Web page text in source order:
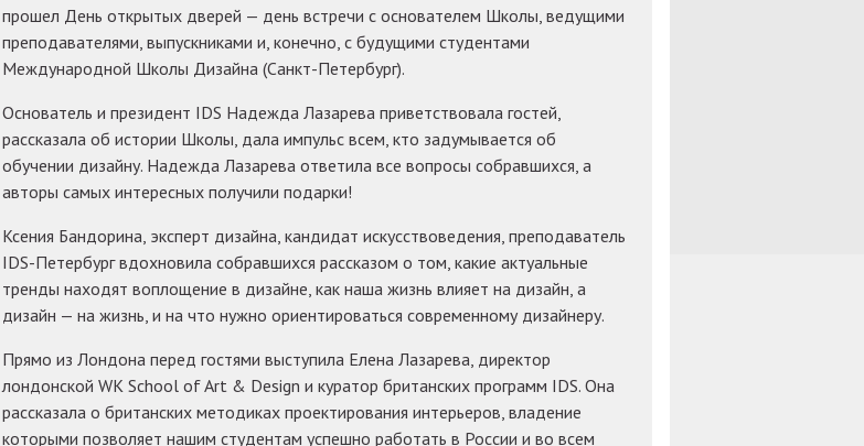
прошел День открытых дверей — день встречи с основателем Школы, ведущими
преподавателями, выпускниками и, конечно, с будущими студентами
Международной Школы Дизайна (Санкт-Петербург).
Основатель и президент IDS Надежда Лазарева приветствовала гостей,
рассказала об истории Школы, дала импульс всем, кто задумывается об
обучении дизайну. Надежда Лазарева ответила все вопросы собравшихся, а
авторы самых интересных получили подарки!
Ксения Бандорина, эксперт дизайна, кандидат искусствоведения, преподаватель
IDS-Петербург вдохновила собравшихся рассказом о том, какие актуальные
тренды находят воплощение в дизайне, как наша жизнь влияет на дизайн, а
дизайн — на жизнь, и на что нужно ориентироваться современному дизайнеру.
Прямо из Лондона перед гостями выступила Елена Лазарева, директор
лондонской WK School of Art & Design и куратор британских программ IDS. Она
рассказала о британских методиках проектирования интерьеров, владение
которыми позволяет нашим студентам успешно работать в России и во всем